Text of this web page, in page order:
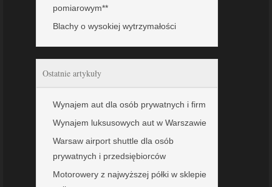
pomiarowym**
Blachy o wysokiej wytrzymałości
Ostatnie artykuły
Wynajem aut dla osób prywatnych i firm
Wynajem luksusowych aut w Warszawie
Warsaw airport shuttle dla osób
prywatnych i przedsiębiorców
Motorowery z najwyższej półki w sklepie